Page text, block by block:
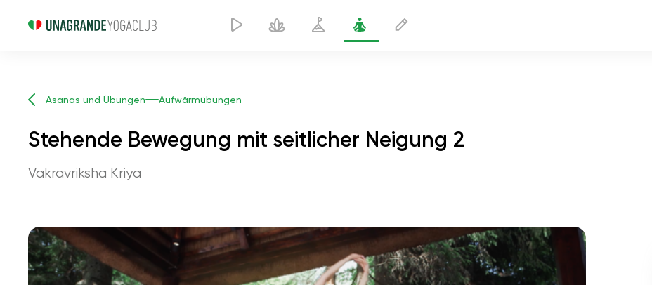
Asanas und Übungen Aufwärmübungen
Stehende Bewegung mit seitlicher Neigung 2
Vakravriksha Kriya